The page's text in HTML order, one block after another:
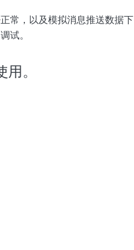
常，以及模拟消息推送数据下
试。
。